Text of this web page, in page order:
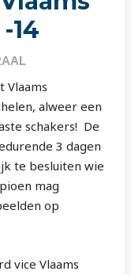
14
Vlaams
alweer een
schakers! De
3 dagen
te besluiten wie
mag
op
vice Vlaams